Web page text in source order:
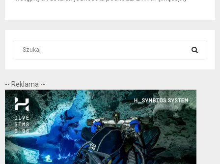
c
h
f
o
r
:
E
A
R
C
-- Reklama --